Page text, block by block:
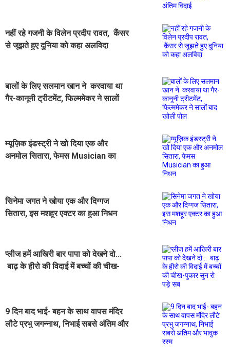
नहीं रहे गजनी के विलेन प्रदीप रावत, कैंसर
से जूझते हुए दुनिया को कहा अलविदा
बालों के लिए सलमान खान ने करवाया था
गैर-कानूनी ट्रीटमेंट, फिल्ममेकर ने सालों
म्यूज़िक इंडस्ट्री ने खो दिया एक और
अनमोल सितारा, फेमस Musician का
सिनेमा जगत ने खोया एक और दिग्गज
सितारा, इस मशहूर एक्टर का हुआ निधन
प्लीज हमें आखिरी बार पापा को देखने दो...
बाढ़ के हीरो की विदाई में बच्चों की चीख-
9 दिन बाद भाई- बहन के साथ वापस मंदिर
लौटे प्रभु जगन्नाथ, निभाई सबसे अंतिम और